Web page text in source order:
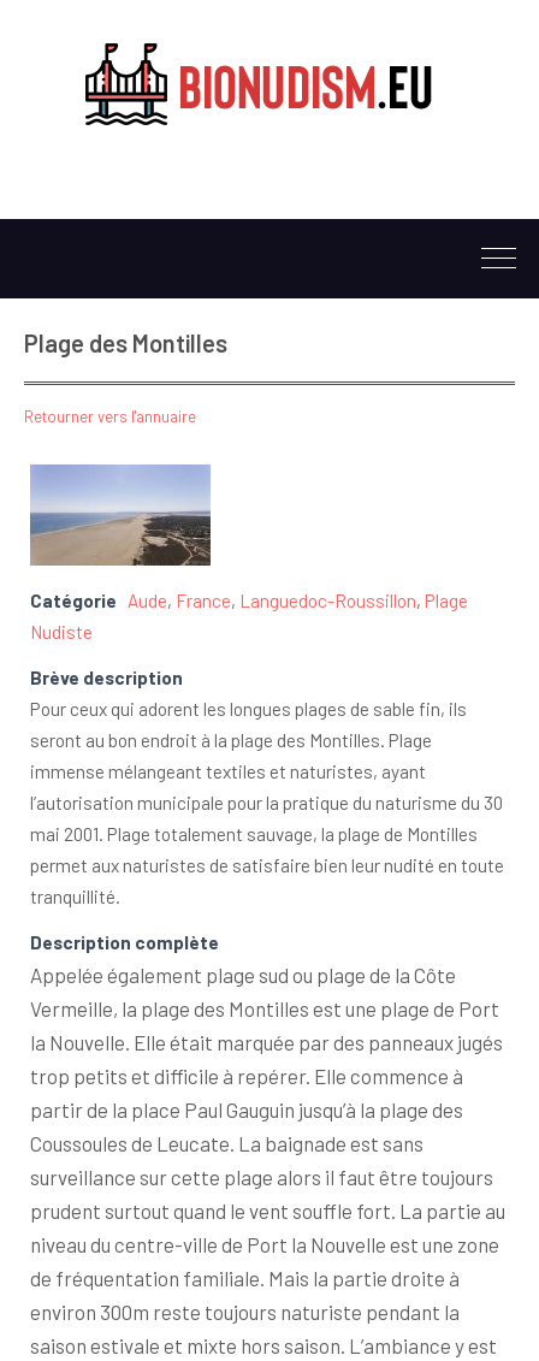
Plage des Montilles
Retourner vers l'annuaire
Catégorie Aude, France, Languedoc-Roussillon, Plage
Nudiste
Brève description
Pour ceux qui adorent les longues plages de sable fin, ils
seront au bon endroit à la plage des Montilles. Plage
immense mélangeant textiles et naturistes, ayant
l’autorisation municipale pour la pratique du naturisme du 30
mai 2001. Plage totalement sauvage, la plage de Montilles
permet aux naturistes de satisfaire bien leur nudité en toute
tranquillité.
Description complète
Appelée également plage sud ou plage de la Côte
Vermeille, la plage des Montilles est une plage de Port
la Nouvelle. Elle était marquée par des panneaux jugés
trop petits et difficile à repérer. Elle commence à
partir de la place Paul Gauguin jusqu’à la plage des
Coussoules de Leucate. La baignade est sans
surveillance sur cette plage alors il faut être toujours
prudent surtout quand le vent souffle fort. La partie au
niveau du centre-ville de Port la Nouvelle est une zone
de fréquentation familiale. Mais la partie droite à
environ 300m reste toujours naturiste pendant la
saison estivale et mixte hors saison. L’ambiance y est